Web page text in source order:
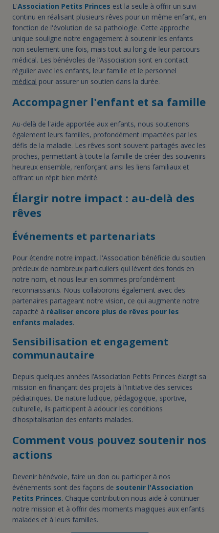
L'Association Petits Princes est la seule à offrir un suivi
continu en réalisant plusieurs rêves pour un même enfant, en
fonction de l'évolution de sa pathologie. Cette approche
unique souligne notre engagement à soutenir les enfants
non seulement une fois, mais tout au long de leur parcours
médical. Les bénévoles de l’Association sont en contact
régulier avec les enfants, leur famille et le personnel
médical pour assurer un soutien dans la durée.
Accompagner l'enfant et sa famille
Au-delà de l'aide apportée aux enfants, nous soutenons
également leurs familles, profondément impactées par les
défis de la maladie. Les rêves sont souvent partagés avec les
proches, permettant à toute la famille de créer des souvenirs
heureux ensemble, renforçant ainsi les liens familiaux et
offrant un répit bien mérité.
Élargir notre impact : au-delà des
rêves
Événements et partenariats
Pour étendre notre impact, l'Association bénéficie du soutien
précieux de nombreux particuliers qui lèvent des fonds en
notre nom, et nous leur en sommes profondément
reconnaissants. Nous collaborons également avec des
partenaires partageant notre vision, ce qui augmente notre
capacité à réaliser encore plus de rêves pour les
enfants malades.
Sensibilisation et engagement
communautaire
Depuis quelques années l’Association Petits Princes élargit sa
mission en finançant des projets à l'initiative des services
pédiatriques. De nature ludique, pédagogique, sportive,
culturelle, ils participent à adoucir les conditions
d'hospitalisation des enfants malades.
Comment vous pouvez soutenir nos
actions
Devenir bénévole, faire un don ou participer à nos
événements sont des façons de soutenir l'Association
Petits Princes. Chaque contribution nous aide à continuer
notre mission et à offrir des moments magiques aux enfants
malades et à leurs familles.